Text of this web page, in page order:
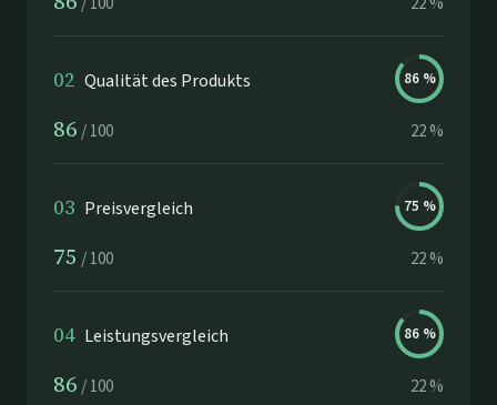
02 Qualität des Produkts 86%
86 /100 22%
03 Preisvergleich 75 %
75 /100 22%
04 Leistungsvergleich 86%
86 /100 22%